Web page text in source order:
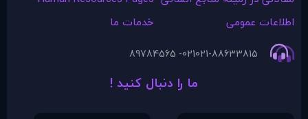
اطلاعات عمومی
خدمات ما
021-88633815
021- 89784565
ما را دنبال کنید !